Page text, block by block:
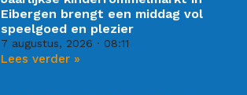
Eibergen brengt een middag vol
speelgoed en plezier
7 augustus, 2026 08:11
Lees verder »